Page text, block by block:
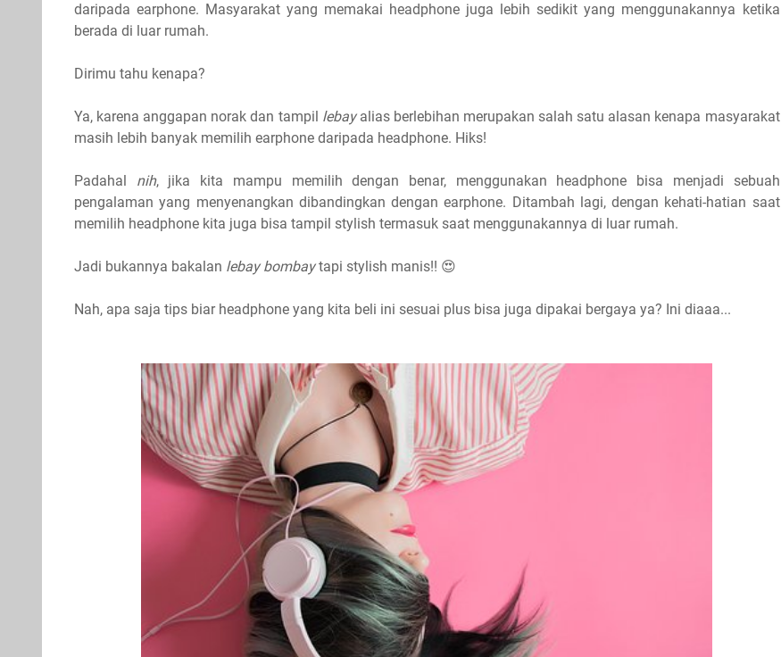
daripada earphone. Masyarakat yang memakai headphone juga lebih sedikit yang menggunakannya ketika
berada di luar rumah.
Dirimu tahu kenapa?
Ya, karena anggapan norak dan tampil lebayalias berlebihan merupakan salah satu alasan kenapa masyarakat
masih lebih banyak memilih earphone daripada headphone. Hiks!
Padahal nih, jika kita mampu memilih dengan benar, menggunakan headphone bisa menjadi sebuah
pengalaman yang menyenangkan dibandingkan dengan earphone. Ditambah lagi, dengan kehati-hatian saat
memilih headphone kita juga bisa tampil stylish termasuk saat menggunakannya di luar rumah.
Jadi bukannya bakalan lebay bombaytapi stylish manis!! 😍
Nah, apa saja tips biar headphone yang kita beli ini sesuai plus bisa juga dipakai bergaya ya? Ini diaaa...